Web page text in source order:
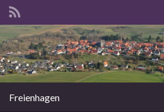
Search for:
Freienhagen